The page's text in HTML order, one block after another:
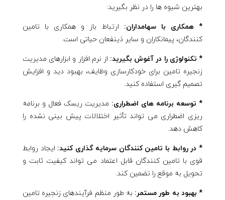
بهترین شیوه ها را در نظر بگیرید:
* همکاری با سهامداران: ارتباط باز و همکاری با تامین
کنندگان، پیمانکاران و سایر ذینفعان حیاتی است.
* تکنولوژی را در آغوش بگیرید: از نرم افزار و ابزارهای مدیریت
زنجیره تامین برای خودکارسازی وظایف، بهبود دید و افزایش
تصمیم گیری استفاده کنید.
* توسعه برنامه های اضطراری: مدیریت ریسک فعال و برنامه
ریزی اضطراری می تواند تأثیر اختلالات پیش بینی نشده را
کاهش دهد.
* در روابط با تامین کنندگان سرمایه گذاری کنید: ایجاد روابط
قوی با تامین کنندگان قابل اعتماد می تواند کیفیت ثابت و
تحویل به موقع را تضمین کند.
* بهبود به طور مستمر: به طور منظم فرآیندهای زنجیره تامین